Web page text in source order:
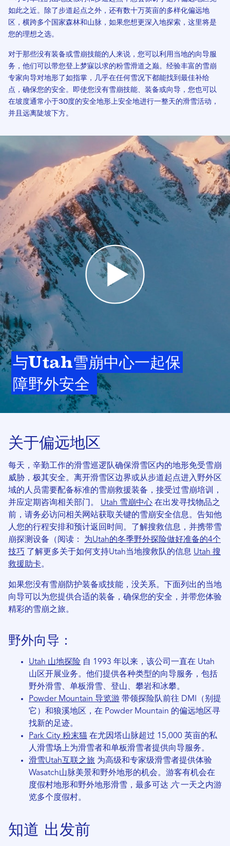
如此之近。除了步道起点之外，还有数十万英亩的多样化偏远地
区，横跨多个国家森林和山脉，如果您想更深入地探索，这里将是
您的理想之选。
对于那些没有装备或雪崩技能的人来说，您可以利用当地的向导服
务，他们可以带您登上梦寐以求的粉雪滑道之巅。经验丰富的雪崩
专家向导对地形了如指掌，几乎在任何雪况下都能找到最佳补给
点，确保您的安全。即使您没有雪崩技能、装备或向导，您也可以
在坡度通常小于30度的安全地形上安全地进行一整天的滑雪活动，
并且远离陡坡下方。
与Utah雪崩中心一起保
障野外安全
关于偏远地区
每天，辛勤工作的滑雪巡逻队确保滑雪区内的地形免受雪崩
威胁，极其安全。离开滑雪区边界或从步道起点进入野外区
域的人员需要配备标准的雪崩救援装备，接受过雪崩培训，
并应定期咨询相关部门。 Utah 雪崩中心 在出发寻找物品之
前，请务必访问相关网站获取关键的雪崩安全信息。告知他
人您的行程安排和预计返回时间。了解搜救信息，并携带雪
崩探测设备（阅读： 为Utah的冬季野外探险做好准备的4个
技巧 了解更多关于如何支持Utah当地搜救队的信息 Utah 搜
救援助卡。
如果您没有雪崩防护装备或技能，没关系。下面列出的当地
向导可以为您提供合适的装备，确保您的安全，并带您体验
精彩的雪崩之旅。
野外向导：
Utah 山地探险 自 1993 年以来，该公司一直在 Utah
山区开展业务。他们提供各种类型的向导服务，包括
野外滑雪、单板滑雪、登山、攀岩和冰攀。
Powder Mountain 导览游 带领探险队前往 DMI（别提
它）和狼溪地区，在 Powder Mountain 的偏远地区寻
找新的足迹。
Park City 粉末猫 在尤因塔山脉超过 15,000 英亩的私
人滑雪场上为滑雪者和单板滑雪者提供向导服务。
滑雪Utah互联之旅 为高级和专家级滑雪者提供体验
Wasatch山脉美景和野外地形的机会。游客有机会在
度假村地形和野外地形滑雪，最多可达 六一天之内游
览多个度假村。
知道 出发前